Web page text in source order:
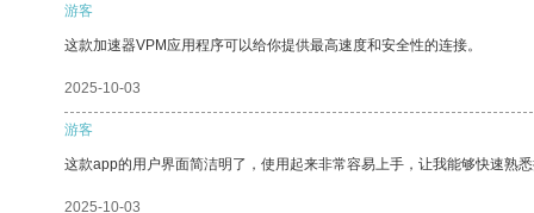
游客
这款加速器VPM应用程序可以给你提供最高速度和安全性的连接。
2025-10-03
游客
这款app的用户界面简洁明了，使用起来非常容易上手，让我能够快速熟
2025-10-03